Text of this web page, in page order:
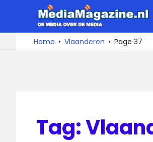
de
De
media
over
Home Vlaanderen Page 37
Tag: